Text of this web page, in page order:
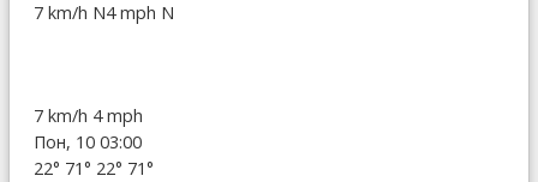
7 km/h N4 mph N
7 km/h 4 mph
Пон, 10 03:00
22° 71° 22° 71°